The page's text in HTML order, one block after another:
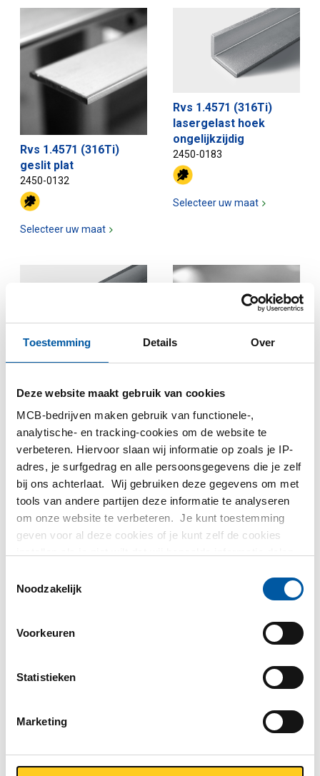
Toestemming Details Over
Deze website maakt gebruik van cookies
MCB-bedrijven maken gebruik van functionele-,
analytische- en tracking-cookies om de website te
verbeteren. Hiervoor slaan wij informatie op zoals je IP-
adres, je surfgedrag en alle persoonsgegevens die je zelf
bij ons achterlaat. Wij gebruiken deze gegevens om met
tools van andere partijen deze informatie te analyseren
om onze website te verbeteren. Je kunt toestemming
geven voor al deze cookies of je kunt zelf de cookies
partijen waarmee wij samenwerken vind je in ons
Noodzakelijk
Voorkeuren
Statistieken
Marketing
Rvs 1.4571 (316Ti)
geslit plat
2450-0132
Selecteer uw maat
Rvs 1.4571 (316Ti)
lasergelast hoek
ongelijkzijdig
2450-0183
Selecteer uw maat
Rvs 1.4571 (316Ti)
ongelijkzijdig
2450-0184
(304/304L) geslit plat
4z geslepen k320
2450-0202
Selecteer uw maat
Rvs 1.4301/1.4307
2450-0408
Rvs 1.4571(316Ti)